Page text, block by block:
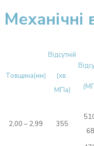
Механічні
Товщина(мм)
Відсутній
(хв.
МПа)
2,00 – 2,99 355